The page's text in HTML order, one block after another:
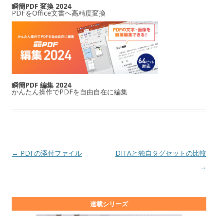
瞬簡PDF 変換 2024
PDFをOffice文書へ高精度変換
瞬簡PDF 編集 2024
かんたん操作でPDFを自由自在に編集
投稿ナビゲーション
← PDFの添付ファイル
DITAと独自タグセットの比較
→
連載シリーズ